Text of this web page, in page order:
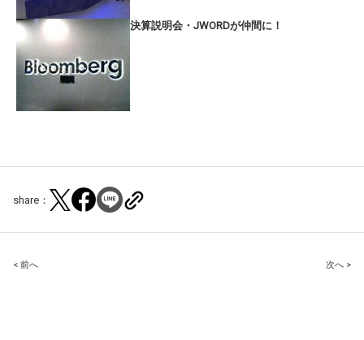
決算説明会・JWORDが仲間に！
share：
Post
< 前へ 次へ >